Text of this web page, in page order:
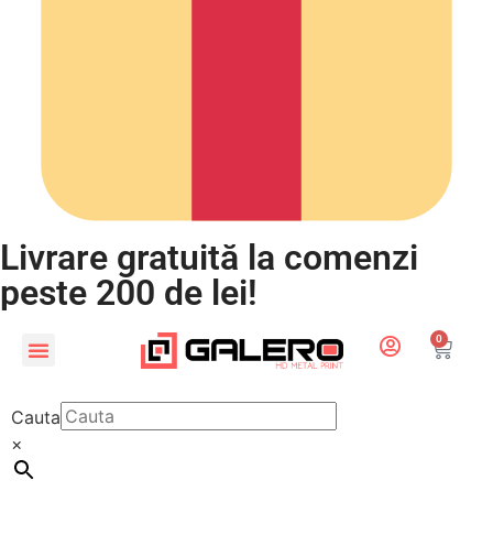
Livrare gratuită la comenzi
peste 200 de lei!
0
Cauta
×